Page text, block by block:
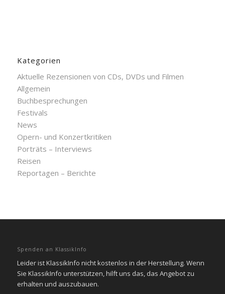
Kategorien
Aktuelle Rezensionen von CDs, DVDs und Filmen
Allgemein
Buchbesprechungen
Festivals
News
Opern- und Konzertkritiken
Porträts – Interviews
Reisen
Reportagen – Berichte
Spenden an KlassikInfo
Leider ist KlassikInfo nicht kostenlos in der Herstellung. Wenn
Sie KlassikInfo unterstützen, hilft uns das, das Angebot zu
erhalten und auszubauen.